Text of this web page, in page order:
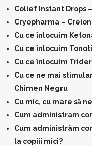
Colief Instant Drops
Cryopharma –
Cu ce înlocuim
Cu ce înlocuim
Cu ce înlocuim
Cu ce ne mai
Chimen Negru
Cu mic, cu mare să
Cum administram
Cum administrãm
la copiii mici?